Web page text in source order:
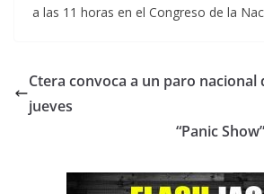
a las 11 horas en el Congreso de la
Ctera convoca a un paro nacional
jueves
“Panic